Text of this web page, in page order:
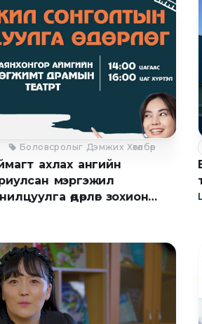
Боловсролыг Дэмжих Хөтөлбөр
ахлах ангийн
мэргэжил
өдөрлөг зохион